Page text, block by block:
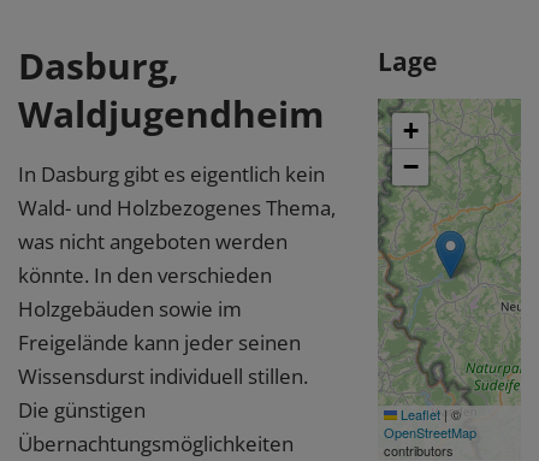
Dasburg,
Waldjugendheim
In Dasburg gibt es eigentlich kein
Wald- und Holzbezogenes Thema,
was nicht angeboten werden
könnte. In den verschieden
Holzgebäuden sowie im
Freigelände kann jeder seinen
Wissensdurst individuell stillen.
Die günstigen
Übernachtungsmöglichkeiten
Lage
+
−
Leaflet | ©
OpenStreetMap
contributors